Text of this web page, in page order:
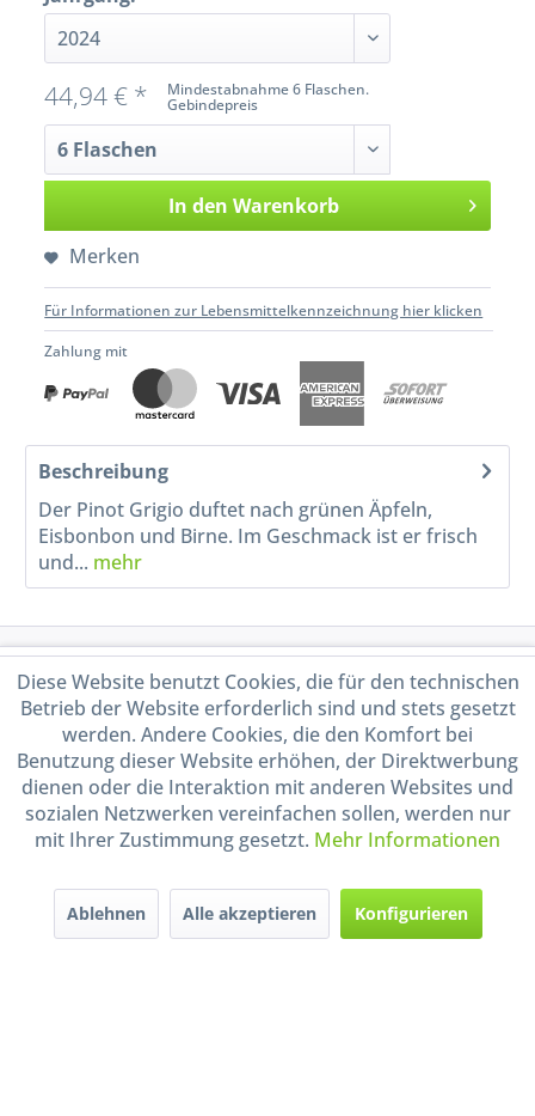
Mindestabnahme 6 Flaschen.
Gebindepreis
44,94 € *
In den Warenkorb
Merken
Für Informationen zur Lebensmittelkennzeichnung hier klicken
Zahlung mit
Beschreibung
Der Pinot Grigio duftet nach grünen Äpfeln,
Eisbonbon und Birne. Im Geschmack ist er frisch
und... mehr
Service Hotline
Shop Service
Informationen
Handel mit BIO-Weinen
durch DE-ÖKO-009
Diese Website benutzt Cookies, die für den technischen
Betrieb der Website erforderlich sind und stets gesetzt
werden. Andere Cookies, die den Komfort bei
Benutzung dieser Website erhöhen, der Direktwerbung
dienen oder die Interaktion mit anderen Websites und
sozialen Netzwerken vereinfachen sollen, werden nur
mit Ihrer Zustimmung gesetzt. Mehr Informationen
Ablehnen Alle akzeptieren Konfigurieren